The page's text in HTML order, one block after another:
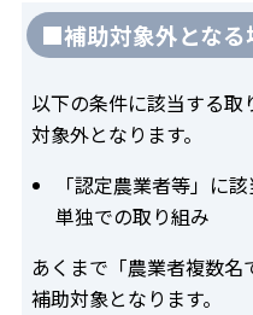
■補助対象外となる
以下の条件に該当する
対象外となります。
「認定農業者等」に
単独での取り組み
あくまで「農業者複数
補助対象となります。